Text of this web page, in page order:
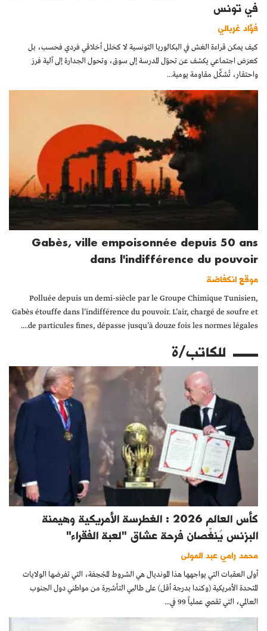
في تونس
فؤاد غربالي
كيف يمكن قراءة الغش في البكالوريا التونسية لا كخلل أخلاقي فردي فحسب، بل
كعرَض اجتماعي يكشف عن تحوّل المدرسة إلى سوق، وتحول الجدارة إلى آلية فرز
واحتقار، تُشكِّل مقاومة يومية...
Gabès, ville empoisonnée depuis 50 ans
dans l'indifférence du pouvoir
موقع انكفاضة
Polluée depuis un demi-siècle par le Groupe Chimique Tunisien,
Gabès étouffe dans l’indifférence du pouvoir. L’air, chargé de soufre et
de particules fines, dépasse jusqu’à douze fois les normes légales....
للكاتب/ة
كأس العالم 2026 : الغطرسة الأمريكية وهيمنة
البزنس يُنغِّصان فرحة عشاق "لعبة الفقراء"
محمد رامي عبد المولى
أولى العقبات التي يواجهها هذا المونديال هي الشروط المجْحِفة، التي تفرضها الولايات
المتحدة الأمريكية (وكندا بدرجة أقل) على طالبي التأشيرة من مواطني دول الجنوب
العالمي، التي تقصي عملياً 99 في...